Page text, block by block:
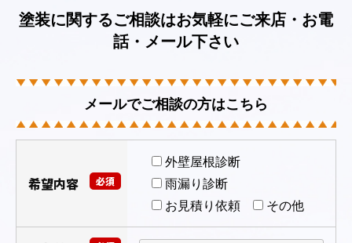
塗装に関するご相談はお気軽にご来店・お電
話・メール下さい
メールでご相談の方はこちら
必須
希望内容
外壁屋根診断
雨漏り診断
お見積り依頼
その他